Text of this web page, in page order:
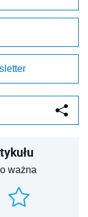
ważna